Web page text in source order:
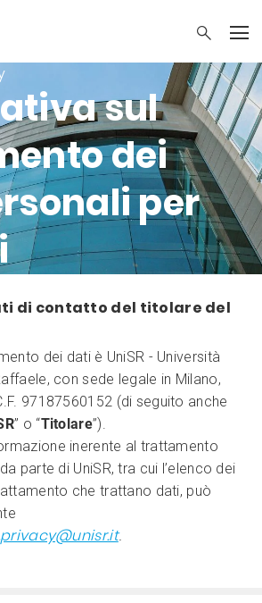
sul
dei
per
di contatto del titolare del
dei dati è UniSR - Università
con sede legale in Milano,
97187560152 (di seguito anche
” o “Titolare”).
inerente al trattamento
parte di UniSR, tra cui l’elenco dei
che trattano dati, può
privacy@unisr.it.